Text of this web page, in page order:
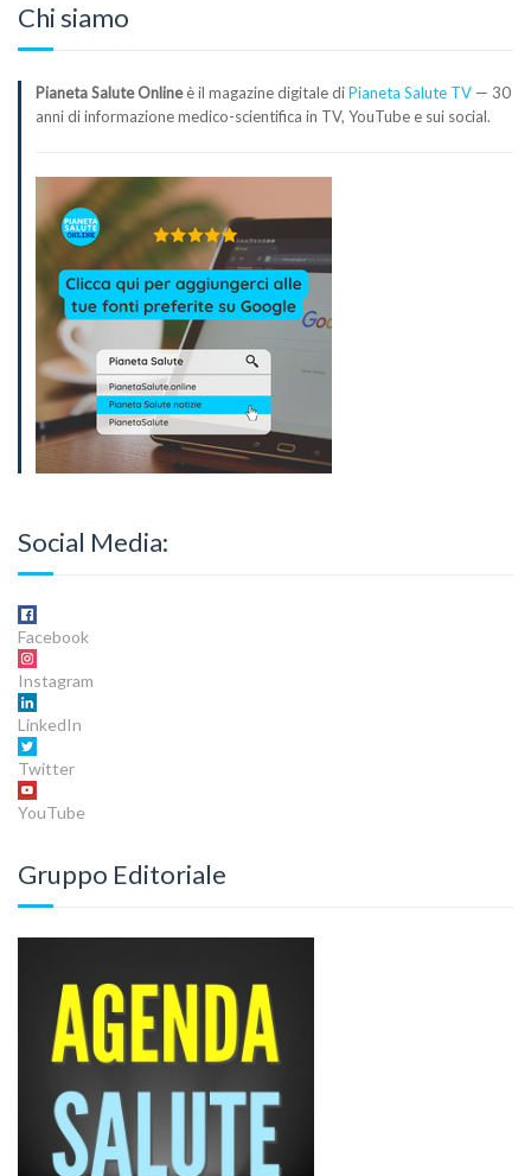
Chi siamo
Pianeta Salute Onlineè il magazine digitale diPianeta Salute TV — 30
anni di informazione medico-scientifica in TV, YouTube e sui social.
Social Media:
Facebook
Instagram
LinkedIn
Twitter
YouTube
Gruppo Editoriale